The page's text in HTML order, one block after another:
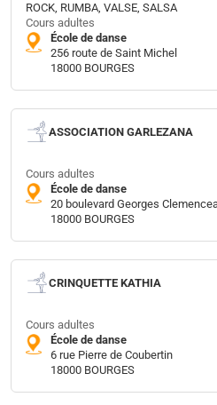
ROCK, RUMBA, VALSE, SALSA
Cours adultes
École de danse
256 route de Saint Michel
18000 BOURGES
ASSOCIATION GARLEZANA
Cours adultes
École de danse
20 boulevard Georges
18000 BOURGES
CRINQUETTE KATHIA
Cours adultes
École de danse
6 rue Pierre de Coubertin
18000 BOURGES